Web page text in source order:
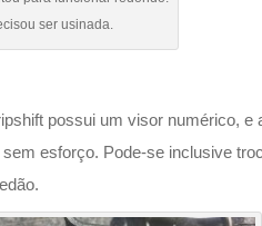
grip pra série Cubos Mágicos